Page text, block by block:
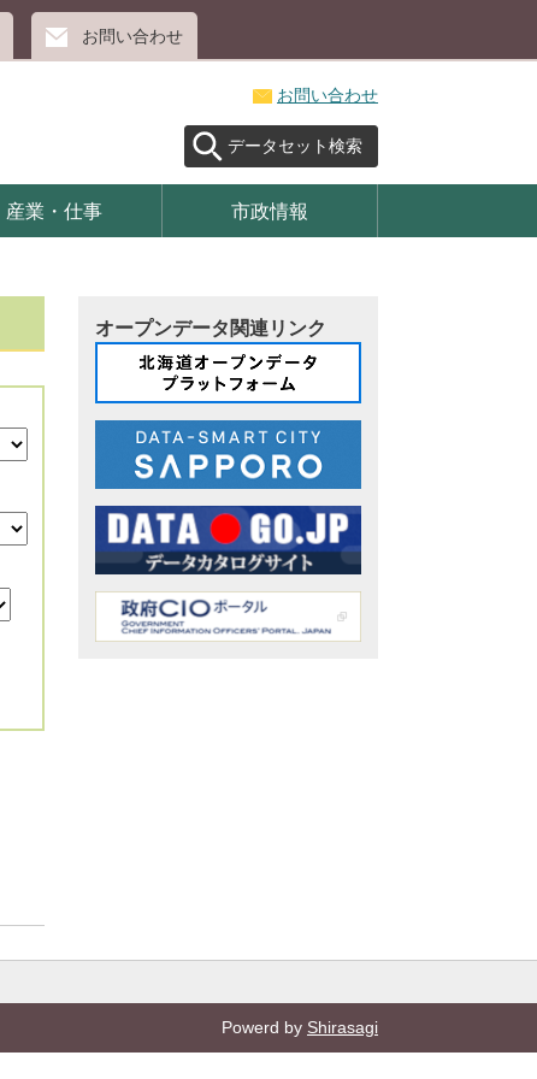
お問い合わせ
お問い合わせ
データセット検索
産業・仕事 市政情報
オープンデータ関連リンク
Powerd by Shirasagi